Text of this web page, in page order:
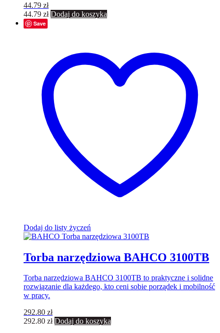
44.79 zł
44.79 zł Dodaj do koszyka
Save
Dodaj do listy życzeń
Torba narzędziowa BAHCO 3100TB
Torba narzędziowa BAHCO 3100TB to praktyczne i solidne
rozwiązanie dla każdego, kto ceni sobie porządek i mobilność
w pracy.
292.80 zł
292.80 zł Dodaj do koszyka